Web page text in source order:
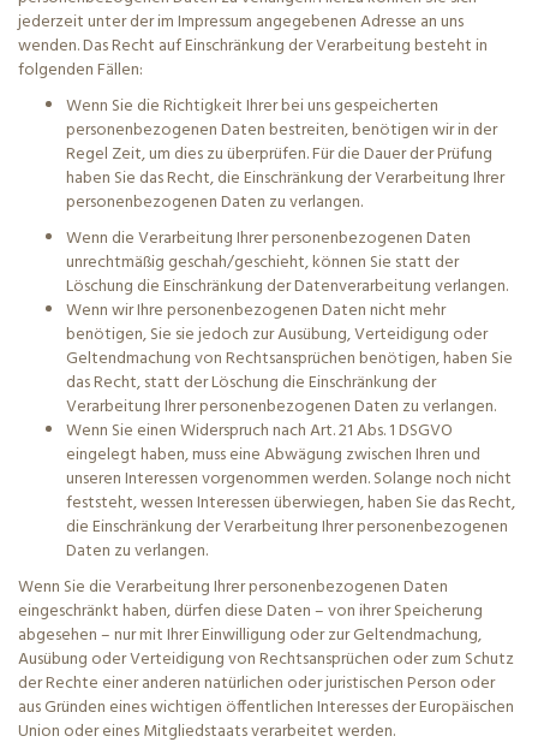
jederzeit unter der im Impressum angegebenen Adresse an uns
wenden. Das Recht auf Einschränkung der Verarbeitung besteht in
folgenden Fällen:
Wenn Sie die Richtigkeit Ihrer bei uns gespeicherten
personenbezogenen Daten bestreiten, benötigen wir in der
Regel Zeit, um dies zu überprüfen. Für die Dauer der Prüfung
haben Sie das Recht, die Einschränkung der Verarbeitung Ihrer
personenbezogenen Daten zu verlangen.
Wenn die Verarbeitung Ihrer personenbezogenen Daten
unrechtmäßig geschah/geschieht, können Sie statt der
Löschung die Einschränkung der Datenverarbeitung verlangen.
Wenn wir Ihre personenbezogenen Daten nicht mehr
benötigen, Sie sie jedoch zur Ausübung, Verteidigung oder
Geltendmachung von Rechtsansprüchen benötigen, haben Sie
das Recht, statt der Löschung die Einschränkung der
Verarbeitung Ihrer personenbezogenen Daten zu verlangen.
Wenn Sie einen Widerspruch nach Art. 21 Abs. 1 DSGVO
eingelegt haben, muss eine Abwägung zwischen Ihren und
unseren Interessen vorgenommen werden. Solange noch nicht
feststeht, wessen Interessen überwiegen, haben Sie das Recht,
die Einschränkung der Verarbeitung Ihrer personenbezogenen
Daten zu verlangen.
Wenn Sie die Verarbeitung Ihrer personenbezogenen Daten
eingeschränkt haben, dürfen diese Daten – von ihrer Speicherung
abgesehen – nur mit Ihrer Einwilligung oder zur Geltendmachung,
Ausübung oder Verteidigung von Rechtsansprüchen oder zum Schutz
der Rechte einer anderen natürlichen oder juristischen Person oder
aus Gründen eines wichtigen öffentlichen Interesses der Europäischen
Union oder eines Mitgliedstaats verarbeitet werden.